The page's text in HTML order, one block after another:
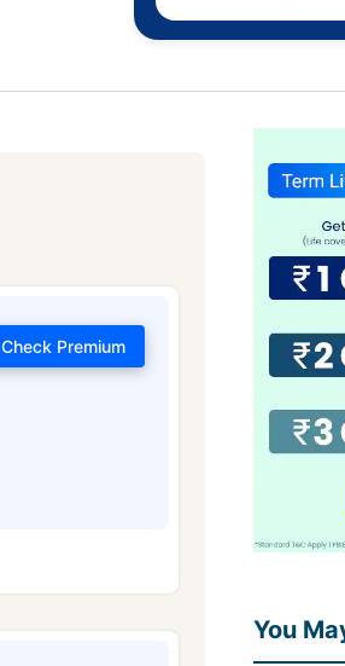
Check Premium
You